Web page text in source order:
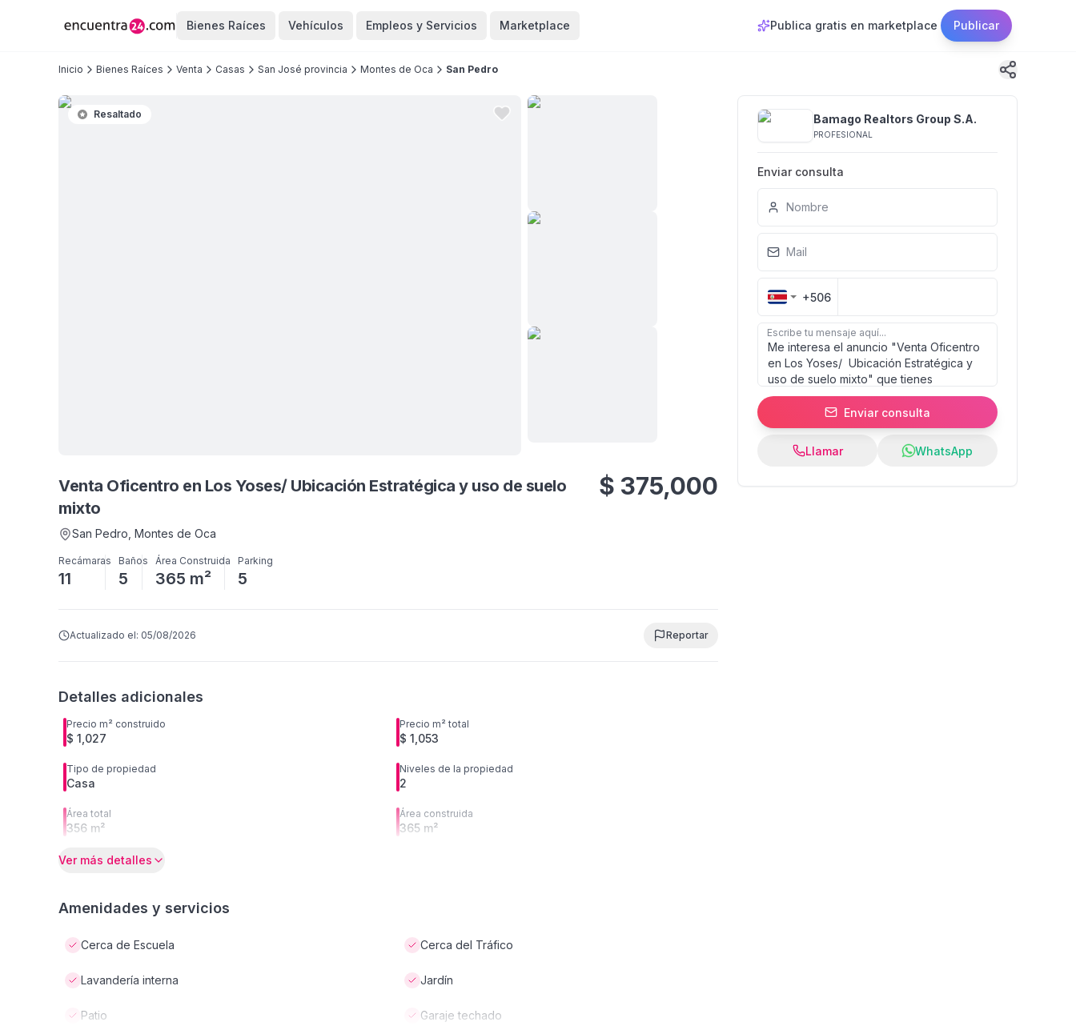
Bienes Raíces Vehículos Empleos y Servicios Marketplace Publica gratis en marketplace Publicar
Inicio Bienes Raíces Venta Casas San José provincia Montes de Oca San Pedro
Resaltado
Venta Oficentro en Los Yoses/ Ubicación Estratégica y uso de suelo
mixto
San Pedro , Montes de Oca
Recámaras
11
Baños
5
Área Construida
365 m²
Parking
5
$ 375,000
Actualizado el: 05/08/2026 Reportar
Detalles adicionales
Precio m² construido
$ 1,027
Precio m² total
$ 1,053
Tipo de propiedad
Casa
Niveles de la propiedad
2
Área total
356 m²
Área construida
365 m²
Ver más detalles
Amenidades y servicios
Cerca de Escuela Cerca del Tráfico
Lavandería interna Jardín
Patio Garaje techado
Bamago Realtors Group S.A.
PROFESIONAL
Enviar consulta
Nombre
Mail
+506
Escribe tu mensaje aquí...
Enviar consulta
Llamar WhatsApp